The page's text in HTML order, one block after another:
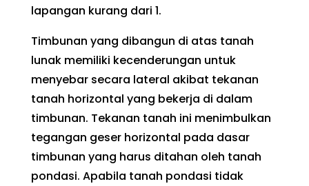
lapangan kurang dari 1.
Timbunan yang dibangun di atas tanah
lunak memiliki kecenderungan untuk
menyebar secara lateral akibat tekanan
tanah horizontal yang bekerja di dalam
timbunan. Tekanan tanah ini menimbulkan
tegangan geser horizontal pada dasar
timbunan yang harus ditahan oleh tanah
pondasi. Apabila tanah pondasi tidak